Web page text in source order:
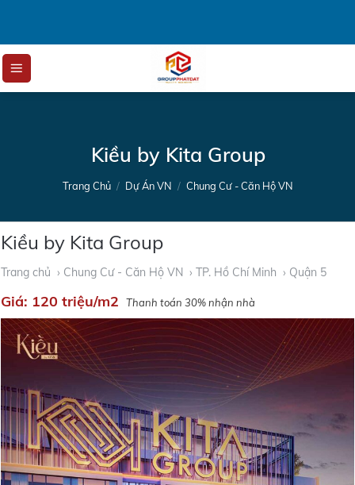
content
Kiều by Kita Group
Trang Chủ / Dự Án VN / Chung Cư - Căn Hộ VN
Kiều by Kita Group
Trang chủ › Chung Cư - Căn Hộ VN › TP. Hồ Chí Minh › Quận 5
Giá: 120 triệu/m2 Thanh toán 30% nhận nhà